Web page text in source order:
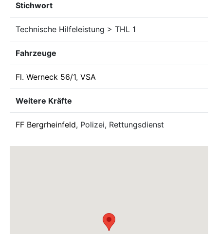
Stichwort
Technische Hilfeleistung > THL 1
Fahrzeuge
Fl. Werneck 56/1, VSA
Weitere Kräfte
FF Bergrheinfeld, Polizei, Rettungsdienst